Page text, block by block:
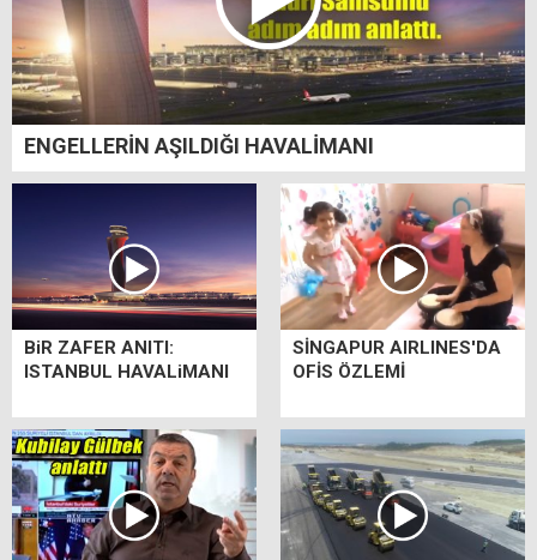
ENGELLERİN AŞILDIĞI HAVALİMANI
BiR ZAFER ANITI:
ISTANBUL HAVALiMANI
SİNGAPUR AIRLINES'DA
OFİS ÖZLEMİ